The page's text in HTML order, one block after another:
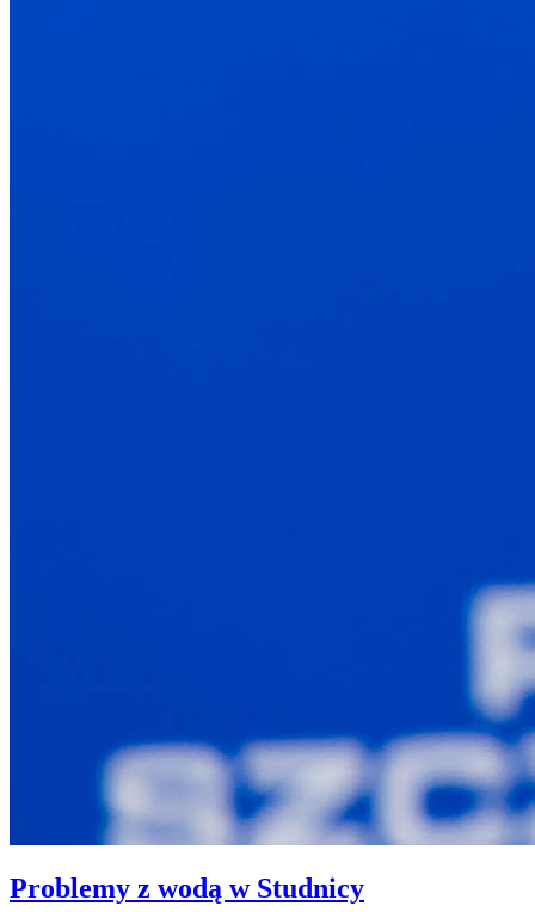
Problemy z wodą w Studnicy